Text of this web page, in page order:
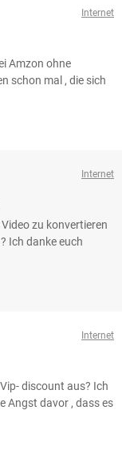
Internet
Amzon ohne
schon mal , die sich
Internet
zu konvertieren
Ich danke euch
Internet
discount aus? Ich
Angst davor , dass es